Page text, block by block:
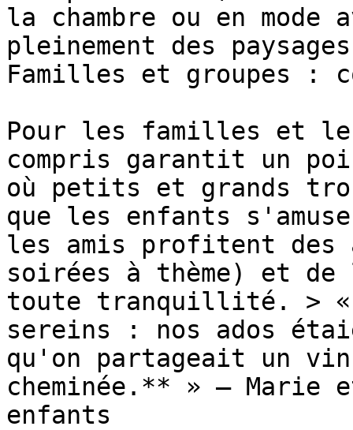
la chambre ou en
pleinement des
Familles et groupes :
Pour les familles et
compris garantit un
où petits et grands
que les enfants
les amis profitent des
soirées à thème) et
toute tranquillité. > «
sereins : nos ados
qu'on partageait un
cheminée.** » —
enfants